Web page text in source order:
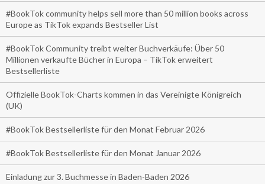
#BookTok community helps sell more than 50 million books across
Europe as TikTok expands Bestseller List
#BookTok Community treibt weiter Buchverkäufe: Über 50
Millionen verkaufte Bücher in Europa – TikTok erweitert
Bestsellerliste
Offizielle BookTok-Charts kommen in das Vereinigte Königreich
(UK)
#BookTok Bestsellerliste für den Monat Februar 2026
#BookTok Bestsellerliste für den Monat Januar 2026
Einladung zur 3. Buchmesse in Baden-Baden 2026